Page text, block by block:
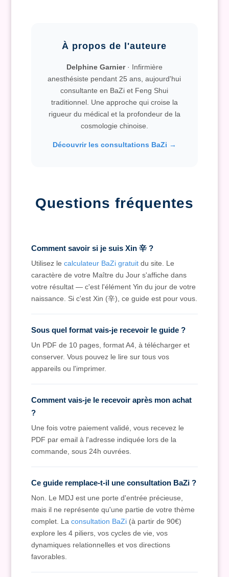
À propos de l'auteure
Delphine Garnier· Infirmière
anesthésiste pendant 25 ans, aujourd'hui
consultante en BaZi et Feng Shui
traditionnel. Une approche qui croise la
rigueur du médical et la profondeur de la
cosmologie chinoise.
Découvrir les consultations BaZi →
Questions fréquentes
Comment savoir si je suis Xin 辛 ?
Utilisez le calculateur BaZi gratuitdu site. Le
caractère de votre Maître du Jour s'affiche dans
votre résultat — c'est l'élément Yin du jour de votre
naissance. Si c'est Xin (辛), ce guide est pour vous.
Sous quel format vais-je recevoir le guide ?
Un PDF de 10 pages, format A4, à télécharger et
conserver. Vous pouvez le lire sur tous vos
appareils ou l'imprimer.
Comment vais-je le recevoir après mon achat
?
Une fois votre paiement validé, vous recevez le
PDF par email à l'adresse indiquée lors de la
commande, sous 24h ouvrées.
Ce guide remplace-t-il une consultation BaZi ?
Non. Le MDJ est une porte d'entrée précieuse,
mais il ne représente qu'une partie de votre thème
complet. La consultation BaZi(à partir de 90€)
explore les 4 piliers, vos cycles de vie, vos
dynamiques relationnelles et vos directions
favorables.